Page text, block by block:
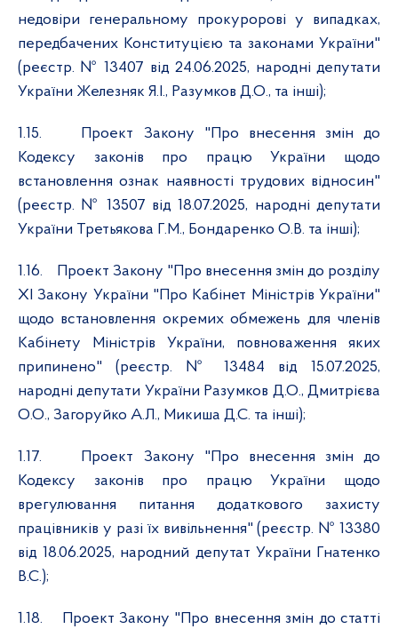
недовіри генеральному прокуророві у випадках,
передбачених Конституцією та законами України"
(реєстр. № 13407 від 24.06.2025, народні депутати
України Железняк Я.І., Разумков Д.О., та інші);
1.15.
Проект Закону "Про внесення змін до
Кодексу законів про працю України щодо
встановлення ознак наявності трудових відносин"
(реєстр. № 13507 від 18.07.2025, народні депутати
України Третьякова Г.М., Бондаренко О.В. та інші);
1.16.
Проект Закону "Про внесення змін до розділу
XI Закону України "Про Кабінет Міністрів України"
щодо встановлення окремих обмежень для членів
Кабінету Міністрів України, повноваження яких
припинено" (реєстр. № 13484 від 15.07.2025,
народні депутати України Разумков Д.О., Дмитрієва
О.О., Загоруйко А.Л., Микиша Д.С. та інші);
1.17.
Проект Закону "Про внесення змін до
Кодексу законів про працю України щодо
врегулювання питання додаткового захисту
працівників у разі їх вивільнення" (реєстр. № 13380
від 18.06.2025, народний депутат України Гнатенко
В.С.);
1.18.
Проект Закону "Про внесення змін до статті